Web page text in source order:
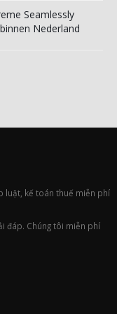
Seamlessly
Nederland
luật, kế toán thuế miễn phí
đáp. Chúng tôi miễn phí